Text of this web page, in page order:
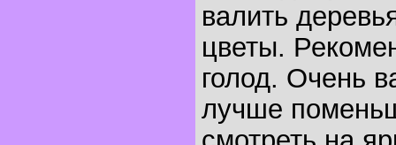
валить
цветы.
голод. Очень
лучше